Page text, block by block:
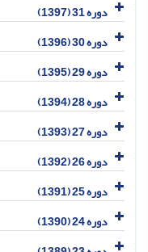
دوره 31 (1397)
دوره 30 (1396)
دوره 29 (1395)
دوره 28 (1394)
دوره 27 (1393)
دوره 26 (1392)
دوره 25 (1391)
دوره 24 (1390)